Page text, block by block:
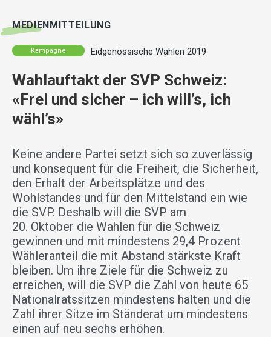
MEDIENMITTEILUNG
Kampagne Eidgenössische Wahlen 2019
Wahlauftakt der SVP Schweiz:
«Frei und sicher – ich will’s, ich
wähl’s»
Keine andere Partei setzt sich so zuverlässig
und konsequent für die Freiheit, die Sicherheit,
den Erhalt der Arbeitsplätze und des
Wohlstandes und für den Mittelstand ein wie
die SVP. Deshalb will die SVP am
20. Oktober die Wahlen für die Schweiz
gewinnen und mit mindestens 29,4 Prozent
Wähleranteil die mit Abstand stärkste Kraft
bleiben. Um ihre Ziele für die Schweiz zu
erreichen, will die SVP die Zahl von heute 65
Nationalratssitzen mindestens halten und die
Zahl ihrer Sitze im Ständerat um mindestens
einen auf neu sechs erhöhen.